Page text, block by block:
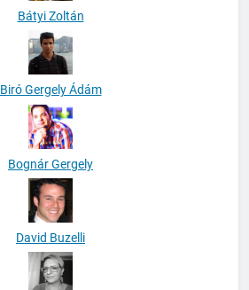
Bátyi Zoltán
Biró Gergely Ádám
Bognár Gergely
David Buzelli